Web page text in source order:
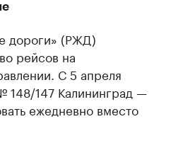
дороги» (РЖД)
рейсов на
С 5 апреля
148/147 Калининград —
ежедневно вместо